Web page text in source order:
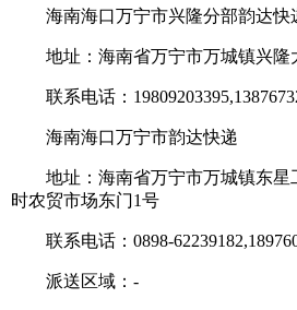
海南海口万宁市兴隆分部韵达快
地址：海南省万宁市万城镇兴隆
联系电话：
海南海口万宁市韵达快递
地址：海南省万宁市万城镇东星
时农贸市场东门1号
联系电话：0898-
派送区域：-